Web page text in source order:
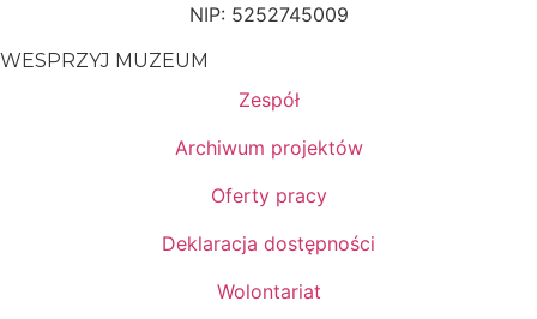
NIP: 5252745009
WESPRZYJ MUZEUM
Zespół
Archiwum projektów
Oferty pracy
Deklaracja dostępności
Wolontariat